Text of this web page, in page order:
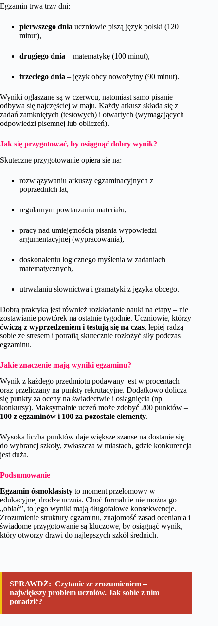
Egzamin trwa trzy dni:
pierwszego dnia uczniowie piszą język polski (120
minut),
drugiego dnia – matematykę (100 minut),
trzeciego dnia – język obcy nowożytny (90 minut).
Wyniki ogłaszane są w czerwcu, natomiast samo pisanie
odbywa się najczęściej w maju. Każdy arkusz składa się z
zadań zamkniętych (testowych) i otwartych (wymagających
odpowiedzi pisemnej lub obliczeń).
Jak się przygotować, by osiągnąć dobry wynik?
Skuteczne przygotowanie opiera się na:
rozwiązywaniu arkuszy egzaminacyjnych z
poprzednich lat,
regularnym powtarzaniu materiału,
pracy nad umiejętnością pisania wypowiedzi
argumentacyjnej (wypracowania),
doskonaleniu logicznego myślenia w zadaniach
matematycznych,
utrwalaniu słownictwa i gramatyki z języka obcego.
Dobrą praktyką jest również rozkładanie nauki na etapy – nie
zostawianie powtórek na ostatnie tygodnie. Uczniowie, którzy
ćwiczą z wyprzedzeniem i testują się na czas, lepiej radzą
sobie ze stresem i potrafią skutecznie rozłożyć siły podczas
egzaminu.
Jakie znaczenie mają wyniki egzaminu?
Wynik z każdego przedmiotu podawany jest w procentach
oraz przeliczany na punkty rekrutacyjne. Dodatkowo dolicza
się punkty za oceny na świadectwie i osiągnięcia (np.
konkursy). Maksymalnie uczeń może zdobyć 200 punktów –
100 z egzaminów i 100 za pozostałe elementy.
Wysoka liczba punktów daje większe szanse na dostanie się
do wybranej szkoły, zwłaszcza w miastach, gdzie konkurencja
jest duża.
Podsumowanie
Egzamin ósmoklasisty to moment przełomowy w
edukacyjnej drodze ucznia. Choć formalnie nie można go
„oblać”, to jego wyniki mają długofalowe konsekwencje.
Zrozumienie struktury egzaminu, znajomość zasad oceniania i
świadome przygotowanie są kluczowe, by osiągnąć wynik,
który otworzy drzwi do najlepszych szkół średnich.
SPRAWDŹ: Czytanie ze zrozumieniem –
największy problem uczniów. Jak sobie z nim
poradzić?